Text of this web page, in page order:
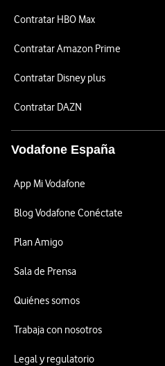
Contratar HBO Max
Contratar Amazon Prime
Contratar Disney plus
Contratar DAZN
Vodafone España
App Mi Vodafone
Blog Vodafone Conéctate
Plan Amigo
Sala de Prensa
Quiénes somos
Trabaja con nosotros
Legal y regulatorio